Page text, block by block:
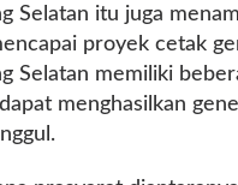
Selatan itu juga
proyek cetak
Selatan memiliki
menghasilkan